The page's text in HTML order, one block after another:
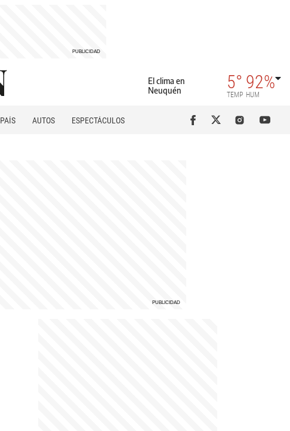
El clima en
Neuquén
5°
TEMP
92%
HUM
PAÍS AUTOS
ESPECTÁCULOS